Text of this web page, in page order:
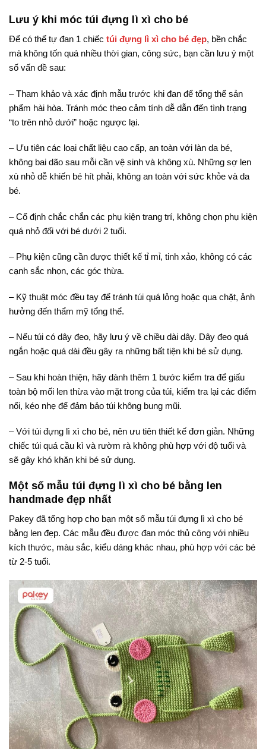
Lưu ý khi móc túi đựng lì xì cho bé
Để có thể tự đan 1 chiếc túi đựng lì xì cho bé đẹp, bền chắc
mà không tốn quá nhiều thời gian, công sức, bạn cần lưu ý một
số vấn đề sau:
– Tham khảo và xác định mẫu trước khi đan để tổng thể sản
phẩm hài hòa. Tránh móc theo cảm tính dễ dẫn đến tình trạng
“to trên nhỏ dưới” hoặc ngược lại.
– Ưu tiên các loại chất liệu cao cấp, an toàn với làn da bé,
không bai dão sau mỗi cần vệ sinh và không xù. Những sợ len
xù nhỏ dễ khiến bé hít phải, không an toàn với sức khỏe và da
bé.
– Cố định chắc chắn các phụ kiện trang trí, không chọn phụ kiện
quá nhỏ đối với bé dưới 2 tuổi.
– Phụ kiện cũng cần được thiết kế tỉ mỉ, tinh xảo, không có các
cạnh sắc nhọn, các góc thừa.
– Kỹ thuật móc đều tay để tránh túi quá lỏng hoặc qua chặt, ảnh
hưởng đến thẩm mỹ tổng thể.
– Nếu túi có dây đeo, hãy lưu ý về chiều dài dây. Dây đeo quá
ngắn hoặc quá dài đều gây ra những bất tiện khi bé sử dụng.
– Sau khi hoàn thiện, hãy dành thêm 1 bước kiểm tra để giấu
toàn bộ mối len thừa vào mặt trong của túi, kiểm tra lại các điểm
nối, kéo nhẹ để đảm bảo túi không bung mũi.
– Với túi đựng lì xì cho bé, nên ưu tiên thiết kế đơn giản. Những
chiếc túi quá cầu kì và rườm rà không phù hợp với độ tuổi và
sẽ gây khó khăn khi bé sử dụng.
Một số mẫu túi đựng lì xì cho bé bằng len
handmade đẹp nhất
Pakey đã tổng hợp cho bạn một số mẫu túi đựng lì xì cho bé
bằng len đẹp. Các mẫu đều được đan móc thủ công với nhiều
kích thước, màu sắc, kiểu dáng khác nhau, phù hợp với các bé
từ 2-5 tuổi.